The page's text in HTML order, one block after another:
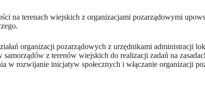
na terenach wiejskich z organizacjami pozarządowymi
organizacji pozarządowych z urzędnikami administracji
z terenów wiejskich do realizacji zadań na
w rozwijanie inicjatyw społecznych i włączanie organizacji